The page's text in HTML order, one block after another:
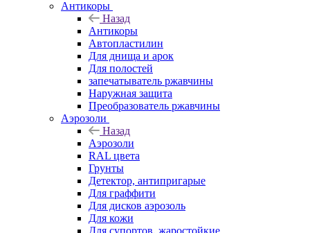
Антикоры
Назад
Антикоры
Автопластилин
Для днища и арок
Для полостей
запечатыватель ржавчины
Наружная защита
Преобразователь ржавчины
Аэрозоли
Назад
Аэрозоли
RAL цвета
Грунты
Детектор, антипригарые
Для граффити
Для дисков аэрозоль
Для кожи
Для супортов, жаростойкие